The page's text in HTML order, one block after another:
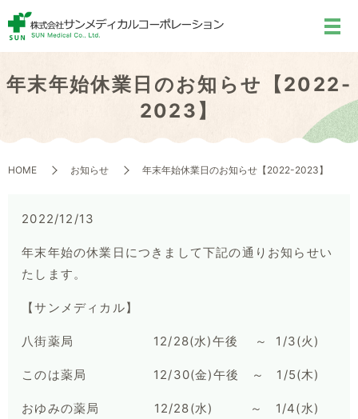
年末年始休業日のお知らせ【2022-
2023】
HOME お知らせ 年末年始休業日のお知らせ【2022-2023】
2022/12/13
年末年始の休業日につきまして下記の通りお知らせい
たします。
【サンメディカル】
八街薬局 12/28(水)午後 ～ 1/3(火)
このは薬局 12/30(金)午後 ～ 1/5(木)
おゆみの薬局 12/28(水) ～ 1/4(水)